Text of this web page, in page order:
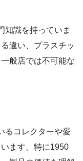
知識を持っていま
違い、プラスチッ
般店では不可能な
るコレクターや愛
ます。特に1950